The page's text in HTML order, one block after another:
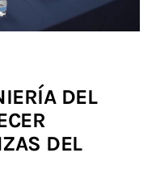
DEL
DEL